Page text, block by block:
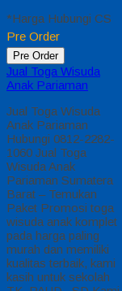
*Harga Hubungi CS
Pre Order
Pre Order
Jual Toga Wisuda
Anak Pariaman
Jual Toga Wisuda
Anak Pariaman
Hubungi 0812-2282-
1060 Jual Toga
Wisuda Anak
Pariaman Sumatera
Barat – Temukan
Paket Promosi toga
wisuda anak komplet
pada harga paling
murah dan memiliki
kualitas terbaik, kami
kasih untuk sekolah